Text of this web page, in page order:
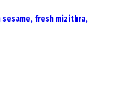
fresh mizithra,